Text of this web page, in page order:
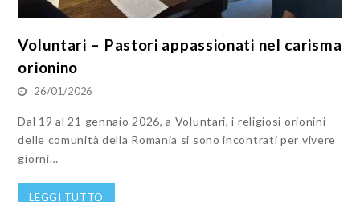
Voluntari – Pastori appassionati nel carisma
orionino
26/01/2026
Dal 19 al 21 gennaio 2026, a Voluntari, i religiosi orionini
delle comunità della Romania si sono incontrati per vivere
giorni…
LEGGI TUTTO